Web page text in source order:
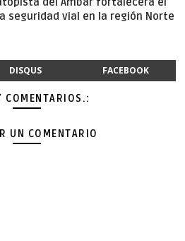
seguridad vial en la región Norte
DISQUS FACEBOOK
COMENTARIOS.:
UN COMENTARIO